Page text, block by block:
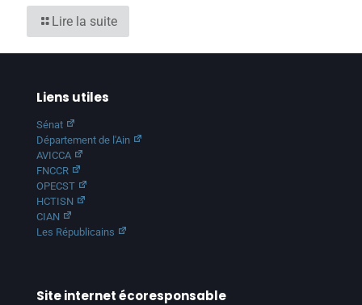
Lire la suite
Liens utiles
Sénat
Département de l'Ain
AVICCA
FNCCR
OPECST
HCTISN
CIAN
Les Républicains
Site internet écoresponsable